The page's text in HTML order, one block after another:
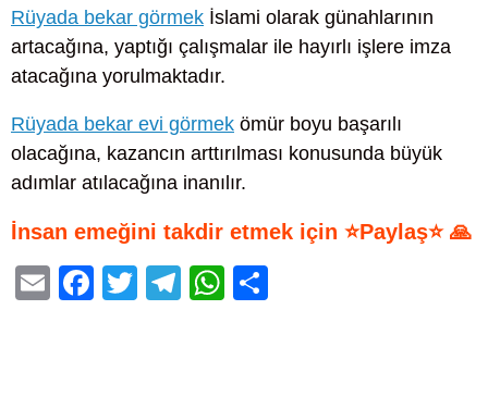
Rüyada bekar görmek İslami olarak günahlarının
artacağına, yaptığı çalışmalar ile hayırlı işlere imza
atacağına yorulmaktadır.
Rüyada bekar evi görmek ömür boyu başarılı
olacağına, kazancın arttırılması konusunda büyük
adımlar atılacağına inanılır.
İnsan emeğini takdir etmek için ⭐Paylaş⭐ 🙏
E
F
T
T
W